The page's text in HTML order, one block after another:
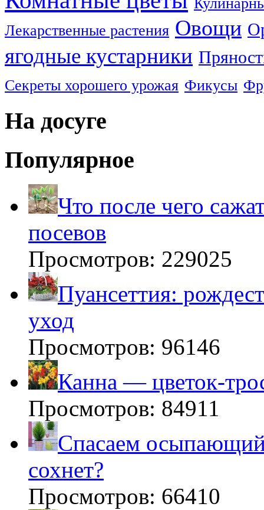
Лекарственные растения Овощи
ягодные кустарники
Секреты хорошего урожая Фикусы
На досуге
Популярное
Что после чего
посевов
Просмотров: 229025
Пуансеттия:
уход
Просмотров: 96146
Канна — цветок-
Просмотров: 84911
Спасаем
сохнет?
Просмотров: 66410